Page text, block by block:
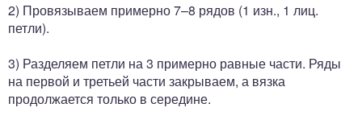
2) Провязываем примерно 7–8 рядов (1 изн., 1 лиц.
петли).
3) Разделяем петли на 3 примерно равные части. Ряды
на первой и третьей части закрываем, а вязка
продолжается только в середине.